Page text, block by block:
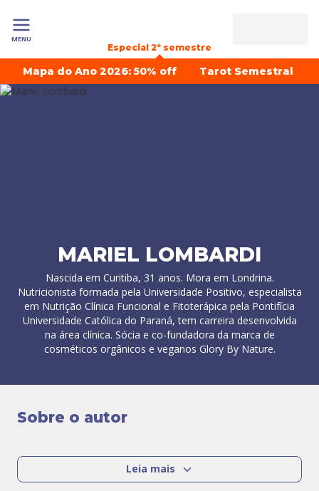
MENU
Especial 2º semestre
Mapa do Ano 2026: 50% off Tarot Semestral
MARIEL LOMBARDI
Nascida em Curitiba, 31 anos. Mora em Londrina.
Nutricionista formada pela Universidade Positivo, especialista
em Nutrição Clínica Funcional e Fitoterápica pela Pontifícia
Universidade Católica do Paraná, tem carreira desenvolvida
na área clínica. Sócia e co-fundadora da marca de
cosméticos orgânicos e veganos Glory By Nature.
Sobre o autor
Leia mais